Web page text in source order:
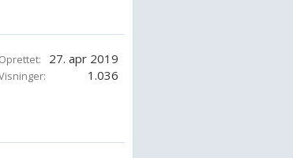
Oprettet: 27. apr 2019
1.036